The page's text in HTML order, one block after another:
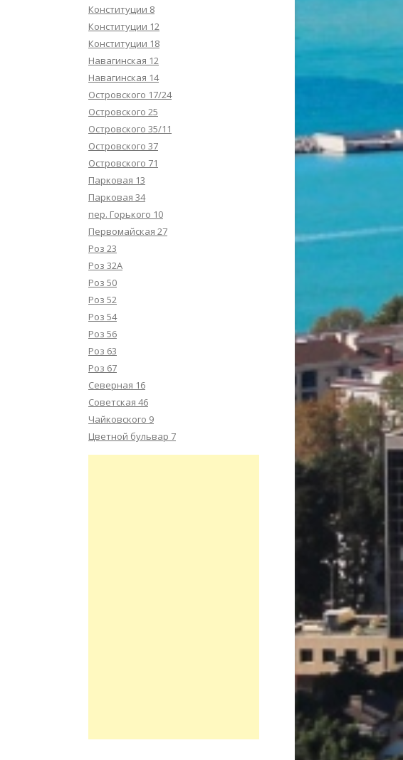
Конституции 8
Конституции 12
Конституции 18
Навагинская 12
Навагинская 14
Островского 17/24
Островского 25
Островского 35/11
Островского 37
Островского 71
Парковая 13
Парковая 34
пер. Горького 10
Первомайская 27
Роз 23
Роз 32А
Роз 50
Роз 52
Роз 54
Роз 56
Роз 63
Роз 67
Северная 16
Советская 46
Чайковского 9
Цветной бульвар 7